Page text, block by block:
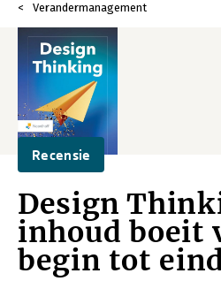
Verandermanagement
Recensie
Design
inhoud boeit
begin tot